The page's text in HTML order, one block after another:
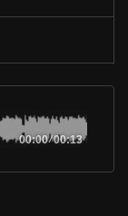
00:00/00:13